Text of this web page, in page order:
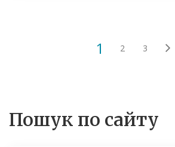
1 2 3
Пошук по сайту